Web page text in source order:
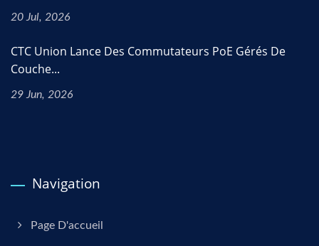
20 Jul, 2026
CTC Union Lance Des Commutateurs PoE Gérés De
Couche...
29 Jun, 2026
Navigation
Page D'accueil